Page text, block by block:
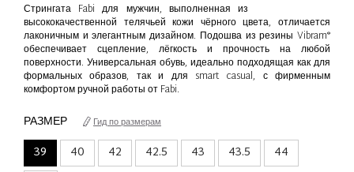
Стрингата Fabi для мужчин, выполненная из
высококачественной телячьей кожи чёрного цвета, отличается
лаконичным и элегантным дизайном. Подошва из резины Vibram®
обеспечивает сцепление, лёгкость и прочность на любой
поверхности. Универсальная обувь, идеально подходящая как для
формальных образов, так и для smart casual, с фирменным
комфортом ручной работы от Fabi.
РАЗМЕР Гид по размерам
39 40 42 42.5 43 43.5
44